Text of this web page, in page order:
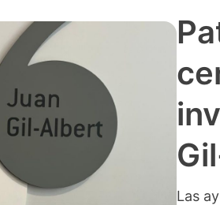
Las